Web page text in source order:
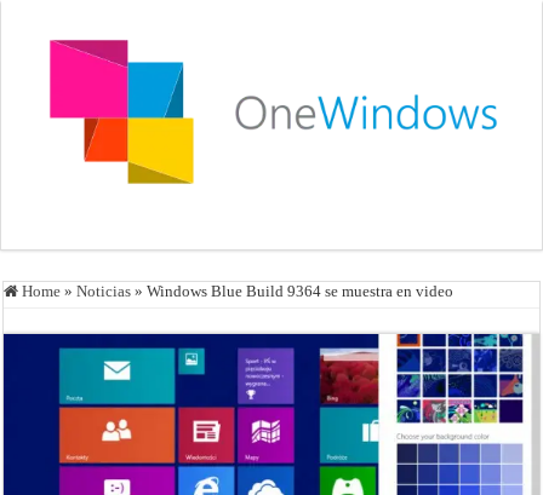
Home » Noticias » Windows Blue Build 9364 se muestra en video